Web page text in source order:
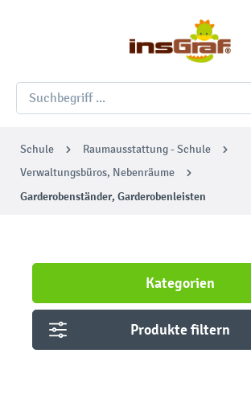
Schule
Raumausstattung - Schule
Verwaltungsbüros, Nebenräume
Garderobenständer, Garderobenleisten
Kategorien
Produkte filtern